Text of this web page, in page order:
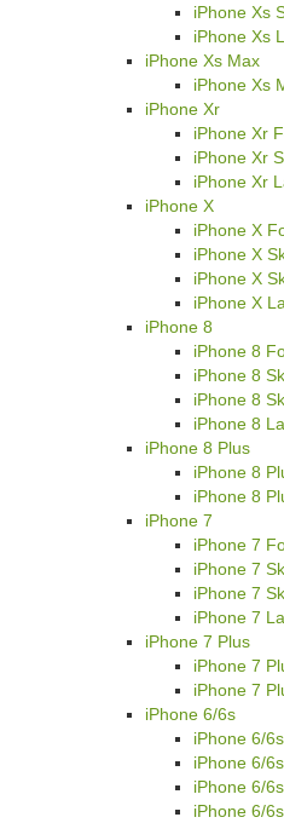
iPhone Xs
iPhone Xs
iPhone Xs Max
iPhone Xs
iPhone Xr
iPhone Xr
iPhone Xr
iPhone Xr
iPhone X
iPhone X
iPhone X
iPhone X
iPhone X
iPhone 8
iPhone 8
iPhone 8
iPhone 8
iPhone 8
iPhone 8 Plus
iPhone 8
iPhone 8
iPhone 7
iPhone 7
iPhone 7
iPhone 7
iPhone 7
iPhone 7 Plus
iPhone 7
iPhone 7
iPhone 6/6s
iPhone 6/
iPhone 6/
iPhone 6/
iPhone 6/